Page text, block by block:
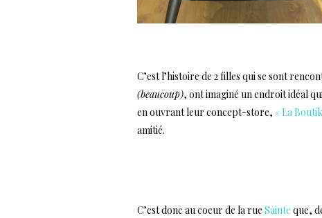
C’est l’histoire de 2 filles qui se sont
(beaucoup), ont imaginé un endroit idéal
en ouvrant leur concept-store, « La
amitié.
C’est donc au coeur de la rue Sainte que,